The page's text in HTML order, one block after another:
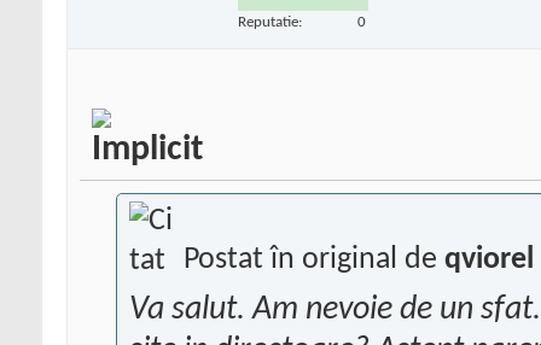
Reputatie: 0
Postat în original de qviorel
Va salut. Am nevoie de un